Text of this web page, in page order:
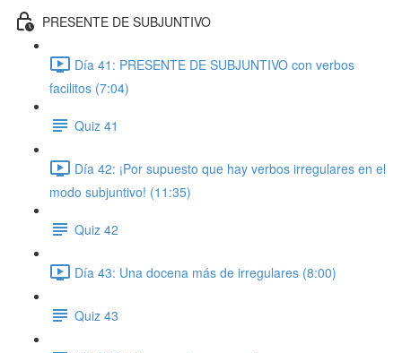
PRESENTE DE SUBJUNTIVO
Día 41: PRESENTE DE SUBJUNTIVO con verbos
facilitos (7:04)
Quiz 41
Día 42: ¡Por supuesto que hay verbos irregulares en el
modo subjuntivo! (11:35)
Quiz 42
Día 43: Una docena más de irregulares (8:00)
Quiz 43